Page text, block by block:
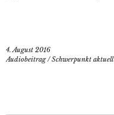
4. August 2016
Audiobeitrag/Schwerpunkt aktuell